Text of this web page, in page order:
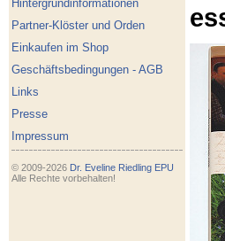
Hintergrundinformationen
Partner-Klöster und Orden
Einkaufen im Shop
Geschäftsbedingungen - AGB
Links
Presse
Impressum
© 2009-2026 Dr. Eveline Riedling EPU
Alle Rechte vorbehalten!